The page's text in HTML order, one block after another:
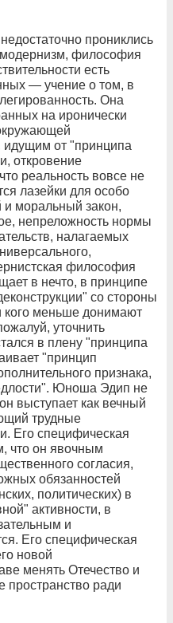
прониклись
философия
есть
— учение о том, в
Она
на иронически
идущим от "принципа
откровение
реальность вовсе не
лазейки для особо
моральный закон,
непреложность нормы
налагаемых
философия
в нечто, в принципе
со стороны
кого меньше донимают
уточнить
в плену "принципа
"принцип
признака,
Юноша Эдип не
выступает как вечный
трудные
Его специфическая
что он явочным
согласия,
обязанностей
политических) в
активности, в
и
Его специфическая
новой
менять Отечество и
пространство ради